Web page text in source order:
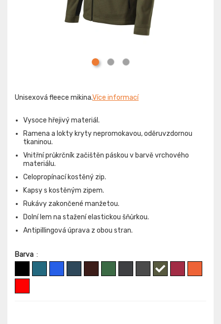
Unisexová fleece mikina.Více informací
Vysoce hřejivý materiál.
Ramena a lokty kryty nepromokavou, oděruvzdornou
tkaninou.
Vnitřní průkrčník začištěn páskou v barvě vrchového
materiálu.
Celopropínací kostěný zip.
Kapsy s kostěným zipem.
Rukávy zakončené manžetou.
Dolní lem na stažení elastickou šňůrkou.
Antipillingová úprava z obou stran.
Barva :